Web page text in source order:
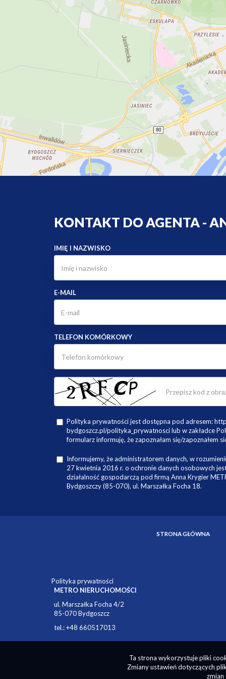
KONTAKT DO AGENTA -
IMIĘ I NAZWISKO
E-MAIL
TELEFON KOMÓRKOWY
Polityka prywatności jest dostępna pod adresem:
bydgoszcz.pl/polityka_prywatnosci lub w zakładce
formularz informuję, że zapoznałam się/zapoznałem
Informujemy, że administratorem danych, w
27 kwietnia 2016 r. o ochronie danych osobowych
działalność gospodarczą pod firmą Anna Krygier
Bydgoszczy (85-070), ul. Marszałka Focha 18.
STRONA GŁÓWNA
Polityka prywatności
METRO NIERUCHOMOŚCI
ul. Marszałka Focha 4/2
85-070 Bydgoszcz
tel.: +48 660517013
Ta strona wykorzystuje pliki
Zmiany ustawień dotyczących
zmian